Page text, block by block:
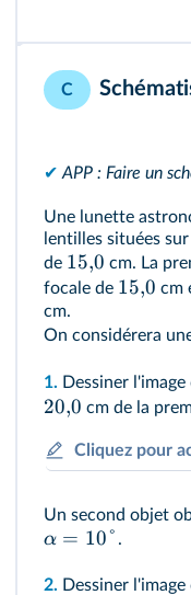
C
✔ APP : Faire un
Une lunette
lentilles situées
de 15,0 cm. La
focale de 15,0 cm
cm.
On considérera
1. Dessiner
20,0 cm de la
Cliquez pour
Un second objet
α = 10° .
2. Dessiner